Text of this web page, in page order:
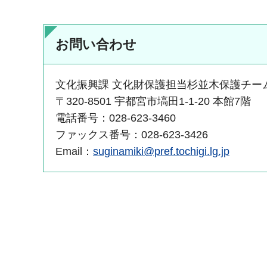
お問い合わせ
文化振興課 文化財保護担当杉並木保護チー
〒320-8501 宇都宮市塙田1-1-20 本館7階
電話番号：028-623-3460
ファックス番号：028-623-3426
Email： suginamiki@pref.tochigi.lg.jp